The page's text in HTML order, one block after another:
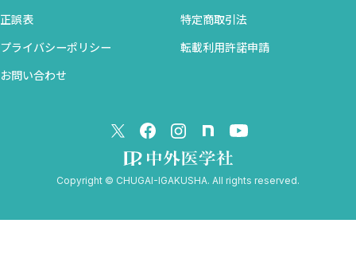
4 X—R管理図の活用
5 p管理図の活用
6 u管理図の活用
【6】微生物検査室におけるバイオセーフティ
1 検査室関連感染とは
2 バイオハザードとバイオセーフティ
4 基本的な感染対策
正誤表 特定商取引法
プライバシーポリシー 転載利用許諾申請
お問い合わせ
Copyright © CHUGAI-IGAKUSHA. All rights reserved.